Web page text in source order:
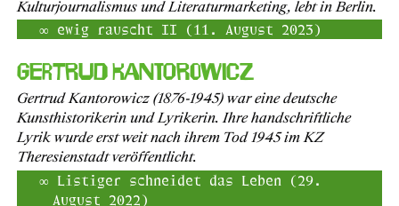
Kulturjournalismus und Literaturmarketing, lebt in Berlin.
ewig rauscht II (11. August 2023)
Gertrud Kantorowicz
Gertrud Kantorowicz (1876-1945) war eine deutsche
Kunsthistorikerin und Lyrikerin. Ihre handschriftliche
Lyrik wurde erst weit nach ihrem Tod 1945 im KZ
Theresienstadt veröffentlicht.
Listiger schneidet das Leben (29.
August 2022)